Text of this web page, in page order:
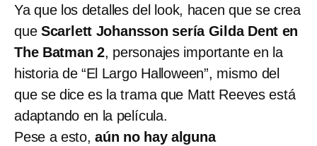
Ya que los detalles del look, hacen que se crea
que Scarlett Johansson sería Gilda Dent en
The Batman 2, personajes importante en la
historia de “El Largo Halloween”, mismo del
que se dice es la trama que Matt Reeves está
adaptando en la película.
Pese a esto,aún no hay alguna